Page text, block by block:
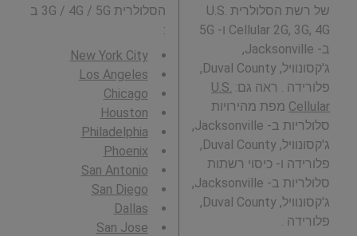
של רשת הסלולרית U.S.
Cellular 2G, 3G, 4G ו- 5G
ב- Jacksonville,
ג'קסונוויל, Duval County,
פלורידה . ראה גם: U.S.
Cellular מפת מהירויות
סלולריות ב- Jacksonville,
ג'קסונוויל, Duval County,
פלורידה ו- כיסוי רשתות
סלולריות ב- Jacksonville,
ג'קסונוויל, Duval County,
פלורידה .
הסלולרית 3G / 4G / 5G ב
:
New York City
Los Angeles
Chicago
Houston
Philadelphia
Phoenix
San Antonio
San Diego
Dallas
San Jose